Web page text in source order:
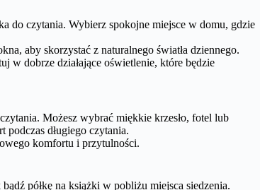
do czytania. Wybierz spokojne miejsce w domu, gdzie
aby skorzystać z naturalnego światła dziennego.
w dobrze działające oświetlenie, które będzie
Możesz wybrać miękkie krzesło, fotel lub
podczas długiego czytania.
komfortu i przytulności.
półkę na książki w pobliżu miejsca siedzenia.